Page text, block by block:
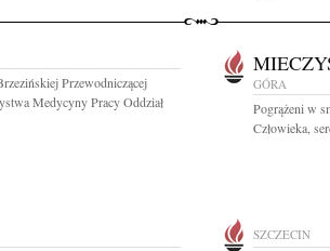
Przewodniczącej
Medycyny Pracy Oddział
GÓRA
Pogrążeni w
Człowieka,
SZCZECIN